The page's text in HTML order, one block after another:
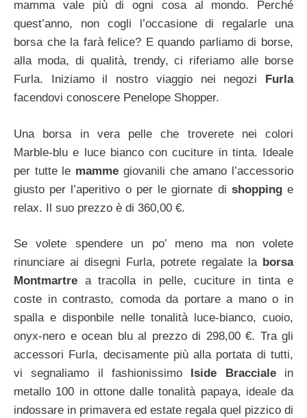
mamma vale più di ogni cosa al mondo. Perché
quest’anno, non cogli l’occasione di regalarle una
borsa che la farà felice? E quando parliamo di borse,
alla moda, di qualità, trendy, ci riferiamo alle borse
Furla. Iniziamo il nostro viaggio nei negozi Furla
facendovi conoscere Penelope Shopper.
Una borsa in vera pelle che troverete nei colori
Marble-blu e luce bianco con cuciture in tinta. Ideale
per tutte le mamme giovanili che amano l’accessorio
giusto per l’aperitivo o per le giornate di shoppinge
relax. Il suo prezzo è di 360,00 €.
Se volete spendere un po’ meno ma non volete
rinunciare ai disegni Furla, potrete regalate la borsa
Montmartre a tracolla in pelle, cuciture in tinta e
coste in contrasto, comoda da portare a mano o in
spalla e disponbile nelle tonalità luce-bianco, cuoio,
onyx-nero e ocean blu al prezzo di 298,00 €. Tra gli
accessori Furla, decisamente più alla portata di tutti,
vi segnaliamo il fashionissimo Iside Braccialein
metallo 100 in ottone dalle tonalità papaya, ideale da
indossare in primavera ed estate regala quel pizzico di